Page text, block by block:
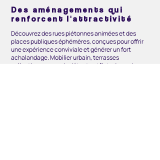
Des aménagements qui
renforcent l'attractivité
Découvrez des rues piétonnes animées et des
places publiques éphémères, conçues pour offrir
une expérience conviviale et générer un fort
achalandage. Mobilier urbain, terrasses
collectives, zones de détente et îlots de verdure